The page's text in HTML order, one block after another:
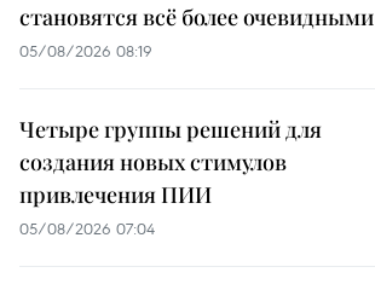
становятся всё более очевидными
05/08/2026 08:19
Четыре группы решений для
создания новых стимулов
привлечения ПИИ
05/08/2026 07:04